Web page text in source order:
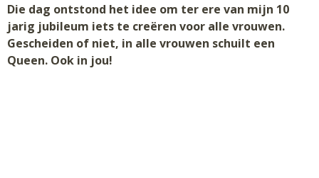
Die dag ontstond het idee om ter ere van mijn 10
jarig jubileum iets te creëren voor alle vrouwen.
Gescheiden of niet, in alle vrouwen schuilt een
Queen. Ook in jou!